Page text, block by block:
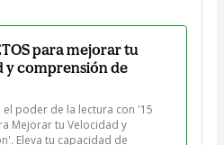
para mejorar tu
y comprensión de
el poder de la lectura con '15
Mejorar tu Velocidad y
Eleva tu capacidad de